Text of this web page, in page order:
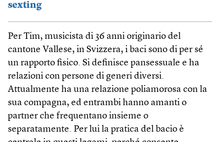
sexting
Per Tim, musicista di 36 anni originario del
cantone Vallese, in Svizzera, i baci sono di per sé
un rapporto fisico. Si definisce pansessuale e ha
relazioni con persone di generi diversi.
Attualmente ha una relazione poliamorosa con la
sua compagna, ed entrambi hanno amanti o
partner che frequentano insieme o
separatamente. Per lui la pratica del bacio è